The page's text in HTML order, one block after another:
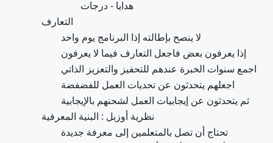
هدايا - درجات
التعارف
لا ينصح بإطالته إذا البرنامج يوم واحد
إذا يعرفون بعض فاجعل التعارف فيما لا يعرفون
اجمع سنوات الخبرة عندهم للتحفيز والتعزيز الذاتي
اجعلهم يتحدثون عن تحديات العمل للفضفضة
ثم يتحدثون عن إيجابيات العمل لشحنهم بالإيجابية
نظرية أوزبل : البنية المعرفية
تحتاج أن تصل بالمتعلمين إلى معرفة جديدة